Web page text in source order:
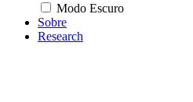
Modo Escuro
Sobre
Research